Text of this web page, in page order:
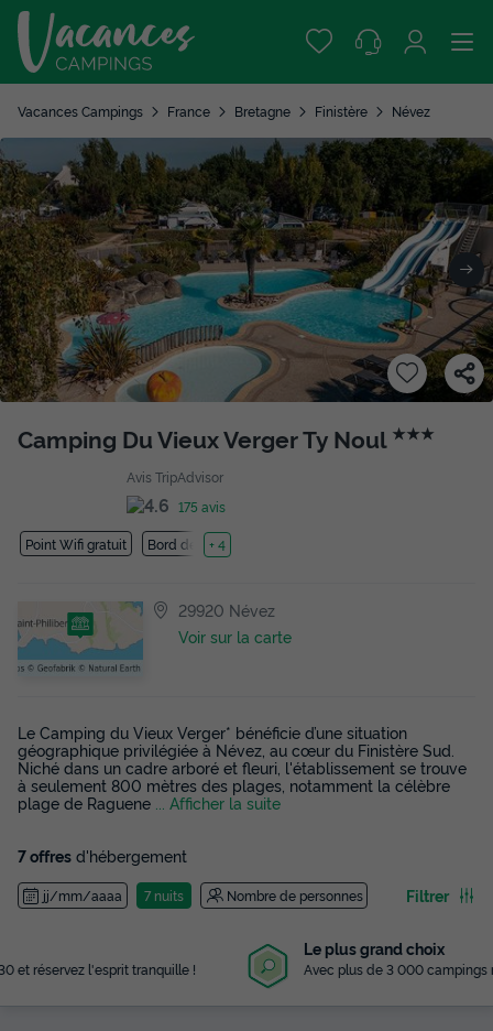
Vacances Campings France Bretagne Finistère Névez
Camping Du Vieux Verger Ty Noul ★★★
Avis TripAdvisor
175 avis
Point Wifi gratuit
Bord de mer
+ 4
29920 Névez
Voir sur la carte
Le Camping du Vieux Verger* bénéficie d’une situation
géographique privilégiée à Névez, au cœur du Finistère Sud.
Niché dans un cadre arboré et fleuri, l'établissement se trouve
à seulement 800 mètres des plages, notamment la célèbre
plage de Raguene
... Afficher la suite
7 offres d'hébergement
jj/mm/aaaa 7 nuits Nombre de personnes Filtrer
Avec plus de 3 000 campings référencés